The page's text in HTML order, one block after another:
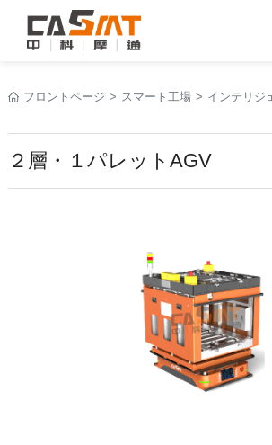
フロントページ > スマート工場 > インテリジ
２層・１パレットAGV